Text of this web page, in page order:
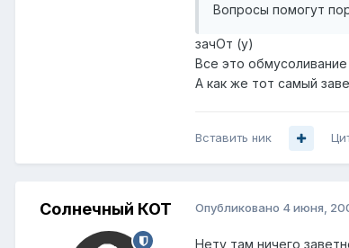
Вопросы помогут
зачОт (y)
Все это
А как же тот самый
Вставить ник
Солнечный КОТ Опубликовано 4 июня,
Нету там ничего